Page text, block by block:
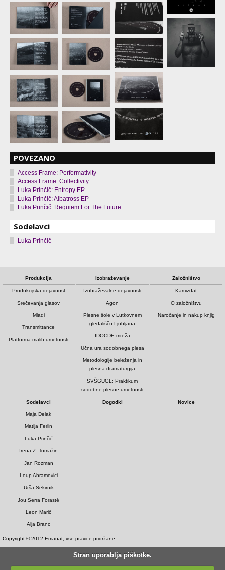
POVEZANO
Access Frame: Performativity
Access Frame: Collectivity
Luka Prinčič: Entropy EP
Luka Prinčič: Albatross EP
Luka Prinčič: Requiem For The Future
Sodelavci
Luka Prinčič
Produkcija
Produkcijska dejavnost
Srečevanja glasov
Mladi
Transmittance
Platforma malih umetnosti
Izobraževanje
Izobraževalne dejavnosti
Agon
Plesne šole v Lutkovnem
gledališču Ljubljana
IDOCDE mreža
Učna ura sodobnega plesa
Metodologije beleženja in
plesna dramaturgija
SVŠGUGL: Praktikum
sodobne plesne umetnosti
Založništvo
Kamizdat
O založništvu
Naročanje in nakup knjig
Sodelavci
Maja Delak
Matija Ferlin
Luka Prinčič
Irena Z. Tomažin
Jan Rozman
Loup Abramovici
Urša Sekirnik
Jou Serra Forasté
Leon Marič
Alja Branc
Dogodki Novice
Copyright © 2012 Emanat, vse pravice pridržane.
Stran uporablja piškotke.